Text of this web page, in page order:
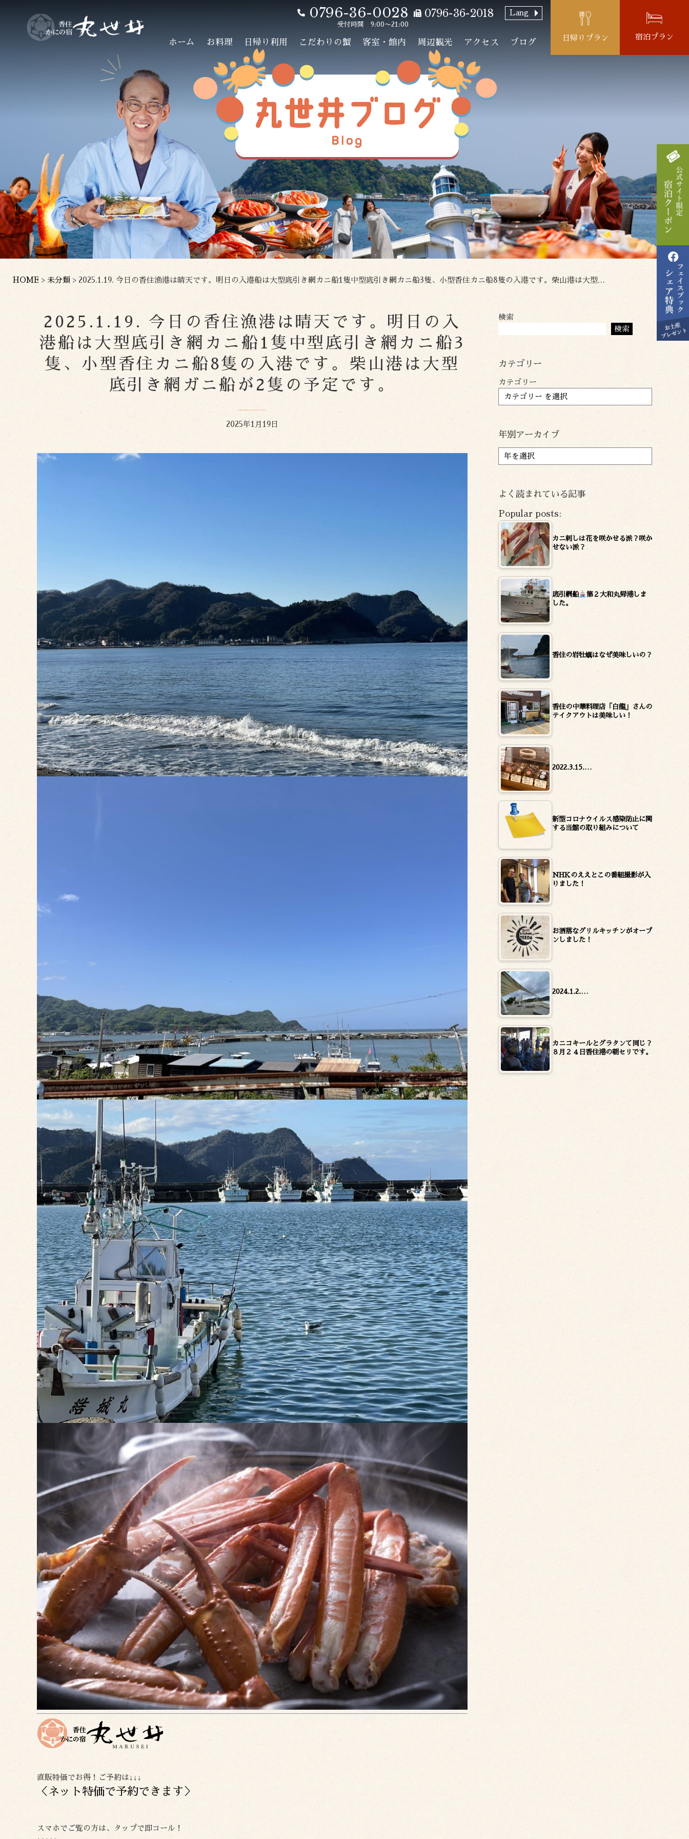
0796-36-0028
受付時間 9:00〜21:00
0796-36-2018 Lang
ホーム お料理 日帰り利用 こだわりの蟹 客室・館内 周辺観光 アクセス ブログ
日帰りプラン 宿泊プラン
HOME > 未分類 > 2025.1.19. 今日の香住漁港は晴天です。明日の入港船は大型底引き網カニ船1隻中型底引き網カニ船3隻、小型香住カニ船8隻の入港です。柴山港は大型底引き網ガニ船が2隻の予定です。
2025.1.19. 今日の香住漁港は晴天です。明日の入
港船は大型底引き網カニ船1隻中型底引き網カニ船3
隻、小型香住カニ船8隻の入港です。柴山港は大型
底引き網ガニ船が2隻の予定です。
2025年1月19日
直販特価でお得！ご予約は↓↓↓
＜ ネット特価で予約できます ＞
スマホでご覧の方は、タップで即コール！
検索
検索
カテゴリー
カテゴリー
年別アーカイブ
ア
ー
ブ
よく読まれている記事
Popular posts:
カニ刺しは花を咲かせる派？咲か
せない派？
底引網船
第２大和丸帰港しま
した。
香住の岩牡蠣はなぜ美味しいの？
香住の中華料理店「白龍」さんの
テイクアウトは美味しい！
2022.3.15.…
新型コロナウイルス感染防止に関
する当館の取り組みについて
NHKのええとこの番組撮影が入
りました！
お洒落なグリルキッチンがオープ
ンしました！
2024.1.2.…
カニコキールとグラタンて同じ？
８月２４日香住港の朝セリです。